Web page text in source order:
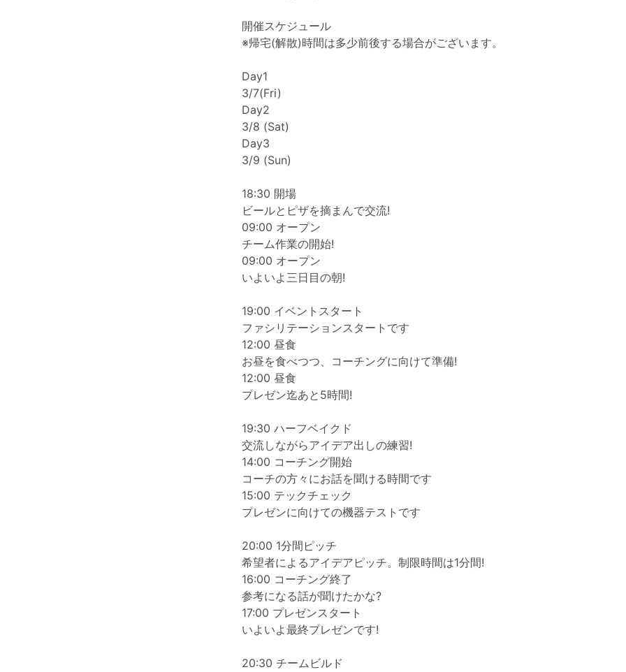
開催スケジュール
※帰宅(解散)時間は多少前後する場合がございます。
Day1
3/7(Fri)
Day2
3/8 (Sat)
Day3
3/9 (Sun)
18:30 開場
ビールとピザを摘まんで交流!
09:00 オープン
チーム作業の開始!
09:00 オープン
いよいよ三日目の朝!
19:00 イベントスタート
ファシリテーションスタートです
12:00 昼食
お昼を食べつつ、コーチングに向けて準備!
12:00 昼食
プレゼン迄あと5時間!
19:30 ハーフベイクド
交流しながらアイデア出しの練習!
14:00 コーチング開始
コーチの方々にお話を聞ける時間です
15:00 テックチェック
プレゼンに向けての機器テストです
20:00 1分間ピッチ
希望者によるアイデアピッチ。制限時間は1分間!
16:00 コーチング終了
参考になる話が聞けたかな?
17:00 プレゼンスタート
いよいよ最終プレゼンです!
20:30 チームビルド